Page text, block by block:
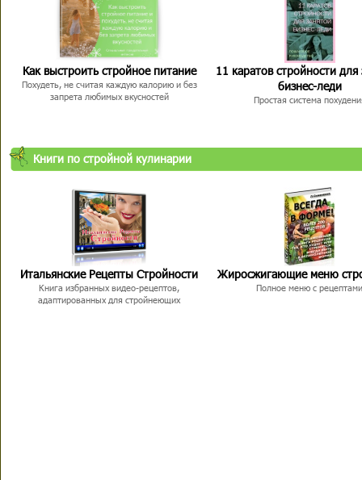
Как выстроить стройное питание
Похудеть, не считая каждую калорию и без
запрета любимых вкусностей
11 каратов стройности для
бизнес-леди
Простая система
Книги по стройной кулинарии
Итальянские Рецепты Стройности
Книга избранных видео-рецептов,
адаптированных для стройнеющих
Жиросжигающие меню
Полное меню с рецептами